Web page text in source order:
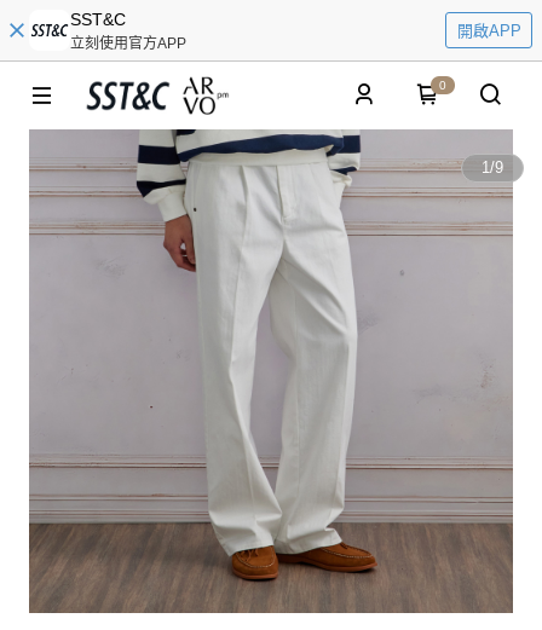
SST&C
立刻使用官方APP
開啟APP
0
1/9